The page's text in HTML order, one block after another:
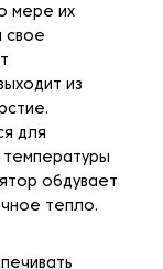
мере их
свое
из
для
обдувает
тепло.